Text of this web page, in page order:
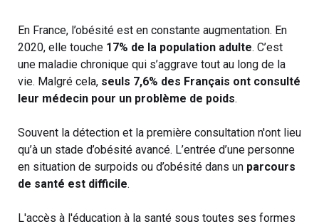
En France, l’obésité est en constante augmentation. En
2020, elle touche 17% de la population adulte. C’est
une maladie chronique qui s’aggrave tout au long de la
vie. Malgré cela, seuls 7,6% des Français ont consulté
leur médecin pour un problème de poids.
Souvent la détection et la première consultation n'ont lieu
qu’à un stade d’obésité avancé. L’entrée d’une personne
en situation de surpoids ou d’obésité dans un parcours
de santé est difficile.
L'accès à l'éducation à la santé sous toutes ses formes